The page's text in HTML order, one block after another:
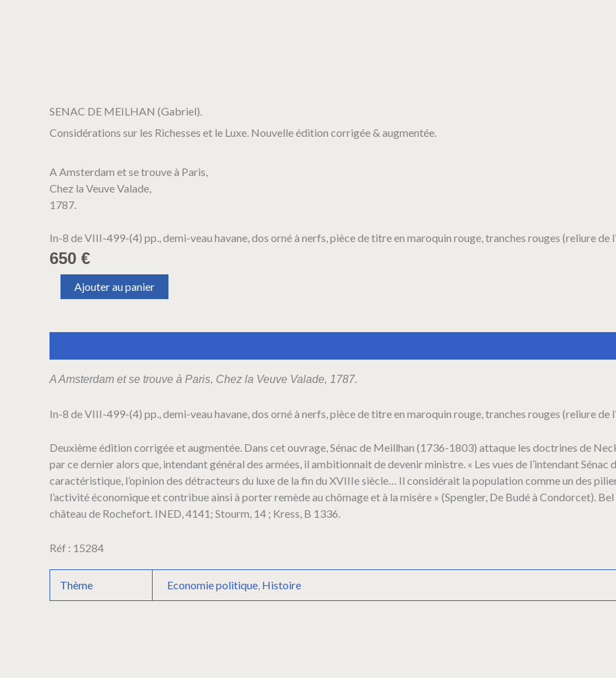
SENAC DE MEILHAN (Gabriel).
Considérations sur les Richesses et le Luxe. Nouvelle édition corrigée & augmentée.
A Amsterdam et se trouve à Paris,
Chez la Veuve Valade,
1787.
In-8 de VIII-499-(4) pp., demi-veau havane, dos orné à nerfs, pièce de titre en maroquin rouge, tranches rouges (reliure de
650 €
MEILHAN
Considérations
sur
et
Luxe.
Nouvelle
édition
corrigée
&
augmentée.
Ajouter au panier
A Amsterdam et se trouve à Paris, Chez la Veuve Valade, 1787.
In-8 de VIII-499-(4) pp., demi-veau havane, dos orné à nerfs, pièce de titre en maroquin rouge, tranches rouges (reliure de
Deuxième édition corrigée et augmentée. Dans cet ouvrage, Sénac de Meillhan (1736-1803) attaque les doctrines de
par ce dernier alors que, intendant général des armées, il ambitionnait de devenir ministre. « Les vues de l’intendant
caractéristique, l’opinion des détracteurs du luxe de la fin du XVIIIe siècle… Il considérait la population comme un des
l’activité économique et contribue ainsi à porter remède au chômage et à la misère » (Spengler, De Budé à Condorcet).
château de Rochefort. INED, 4141; Stourm, 14 ; Kress, B 1336.
Réf : 15284
Thème Economie politique, Histoire